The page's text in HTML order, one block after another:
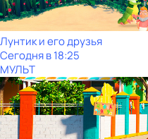
Лунтик и его друзья
Сегодня в 18:25
МУЛЬТ